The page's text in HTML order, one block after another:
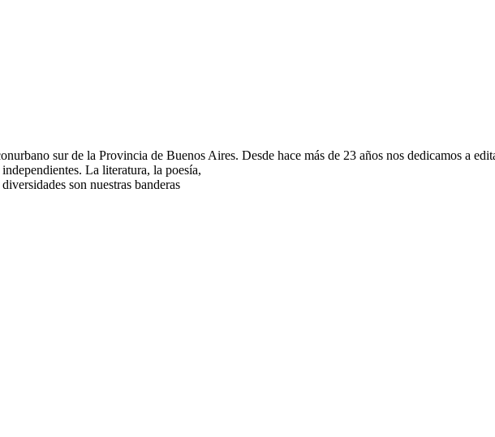
sur de la Provincia de Buenos Aires. Desde hace más de 23 años nos dedicamos a
La literatura, la poesía,
son nuestras banderas